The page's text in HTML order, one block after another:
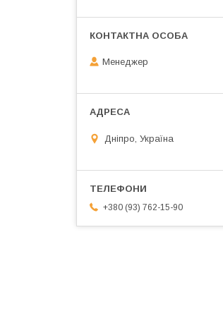
Менеджер
Дніпро, Україна
+380 (93) 762-15-90